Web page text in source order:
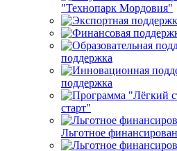
"Технопарк Мордовия"
поддержка
поддержка
старт"
Льготное